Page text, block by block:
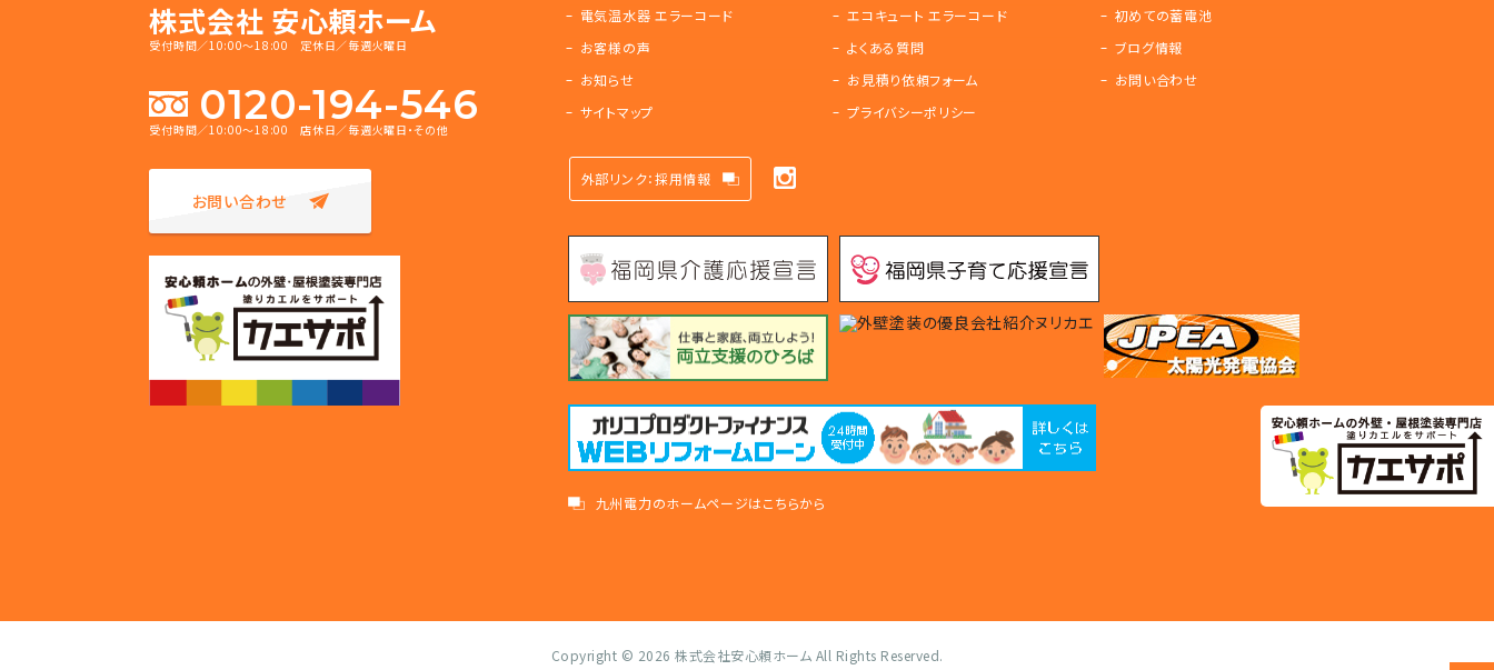
株式会社 安心頼ホーム
受付時間／10:00～18:00 定休日／毎週火曜日
0120-194-546
受付時間／10:00～18:00 店休日／毎週火曜日・その他
お問い合わせ
電気温水器 エラーコード
エコキュート エラーコード
初めての蓄電池
お客様の声
よくある質問
ブログ情報
お知らせ
お見積り依頼フォーム
お問い合わせ
サイトマップ
プライバシーポリシー
外部リンク：採用情報
九州電力のホームページはこちらから
Copyright © 2026 株式会社安心頼ホーム All Rights Reserved.